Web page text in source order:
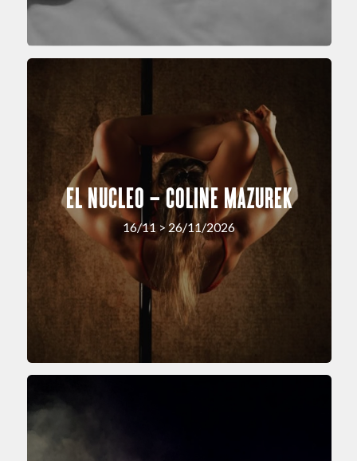
EL NUCLEO – COLINE MAZUREK
16/11 > 26/11/2026